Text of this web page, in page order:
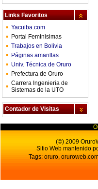
Links Favoritos
Yacuiba.com
Portal Feminisimas
Trabajos en Bolivia
Páginas amarillas
Univ. Técnica de Oruro
Prefectura de Oruro
Carrera Ingenieria de
Sistemas de la UTO
Contador de Visitas
(©) 2009
Sitio Web mantenido
Tags: oruro,